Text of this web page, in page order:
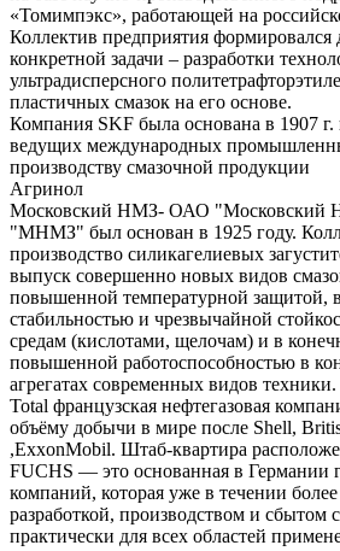
«Томимпэкс», работающей на
Коллектив предприятия формировался
конкретной задачи – разработки
ультрадисперсного
пластичных смазок на его основе.
Компания SKF была основана в 1907 г.
ведущих международных
производству смазочной продукции
Агринол
Московский НМЗ- ОАО "Московский
"МНМЗ" был основан в 1925 году.
производство силикагелиевых
выпуск совершенно новых видов
повышенной температурной защитой,
стабильностью и чрезвычайной
средам (кислотами, щелочам) и в
повышенной работоспособностью в
агрегатах современных видов техники.
Total французская нефтегазовая
объёму добычи в мире после Shell,
,ExxonMobil. Штаб-квартира
FUCHS — это основанная в Германии
компаний, которая уже в течении
разработкой, производством и сбытом
практически для всех областей